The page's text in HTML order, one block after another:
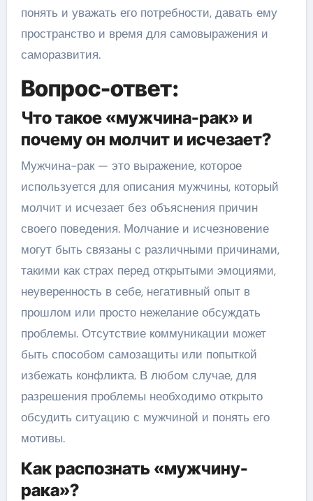
понять и уважать его потребности, давать ему
пространство и время для самовыражения и
саморазвития.
Вопрос-ответ:
Что такое «мужчина-рак» и
почему он молчит и исчезает?
Мужчина-рак — это выражение, которое
используется для описания мужчины, который
молчит и исчезает без объяснения причин
своего поведения. Молчание и исчезновение
могут быть связаны с различными причинами,
такими как страх перед открытыми эмоциями,
неуверенность в себе, негативный опыт в
прошлом или просто нежелание обсуждать
проблемы. Отсутствие коммуникации может
быть способом самозащиты или попыткой
избежать конфликта. В любом случае, для
разрешения проблемы необходимо открыто
обсудить ситуацию с мужчиной и понять его
мотивы.
Как распознать «мужчину-
рака»?